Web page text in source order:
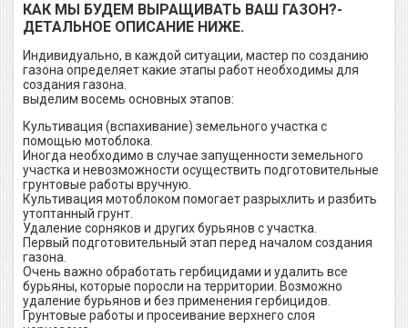
КАК МЫ БУДЕМ ВЫРАЩИВАТЬ ВАШ ГАЗОН?-
ДЕТАЛЬНОЕ ОПИСАНИЕ НИЖЕ.
Индивидуально, в каждой ситуации, мастер по созданию
газона определяет какие этапы работ необходимы для
создания газона.
выделим восемь основных этапов:
Культивация (вспахивание) земельного участка с
помощью мотоблока.
Иногда необходимо в случае запущенности земельного
участка и невозможности осуществить подготовительные
грунтовые работы вручную.
Культивация мотоблоком помогает разрыхлить и разбить
утоптанный грунт.
Удаление сорняков и других бурьянов с участка.
Первый подготовительный этап перед началом создания
газона.
Очень важно обработать гербицидами и удалить все
бурьяны, которые поросли на территории. Возможно
удаление бурьянов и без применения гербицидов.
Грунтовые работы и просеивание верхнего слоя